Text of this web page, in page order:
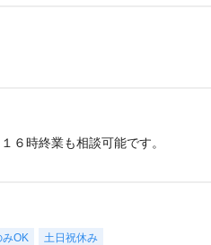
時終業も相談可能です。
みOK
土日祝休み